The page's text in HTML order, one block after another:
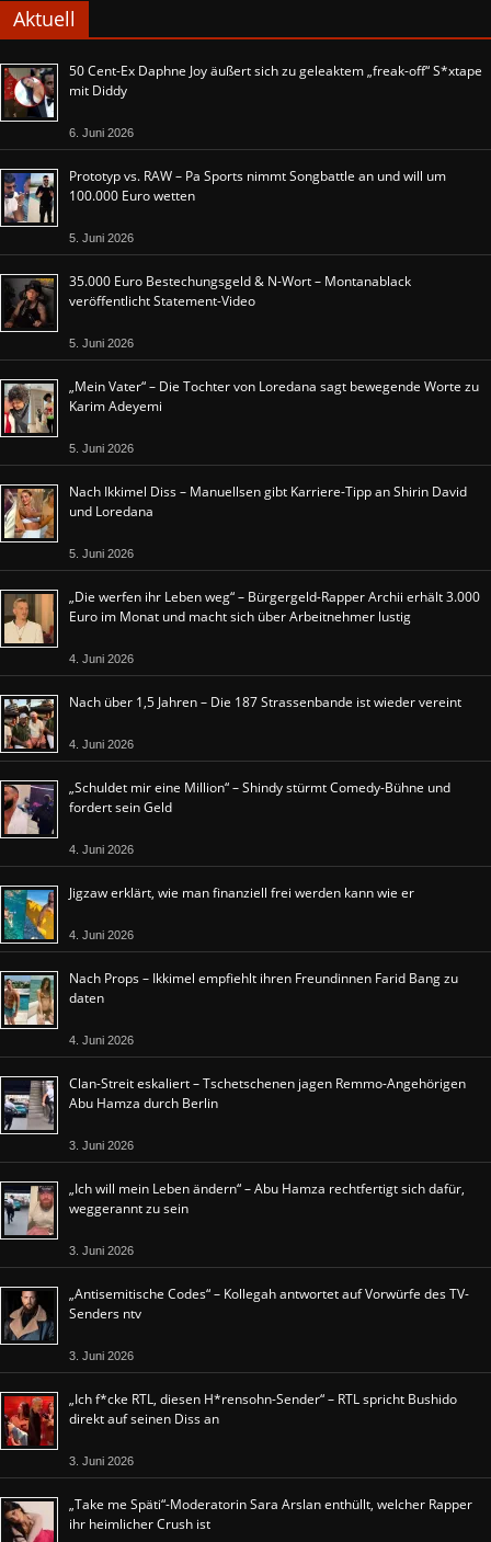
Aktuell
50 Cent-Ex Daphne Joy äußert sich zu geleaktem „freak-off“ S*xtape
mit Diddy
6. Juni 2026
Prototyp vs. RAW – Pa Sports nimmt Songbattle an und will um
100.000 Euro wetten
5. Juni 2026
35.000 Euro Bestechungsgeld & N-Wort – Montanablack
veröffentlicht Statement-Video
5. Juni 2026
„Mein Vater“ – Die Tochter von Loredana sagt bewegende Worte zu
Karim Adeyemi
5. Juni 2026
Nach Ikkimel Diss – Manuellsen gibt Karriere-Tipp an Shirin David
und Loredana
5. Juni 2026
„Die werfen ihr Leben weg“ – Bürgergeld-Rapper Archii erhält 3.000
Euro im Monat und macht sich über Arbeitnehmer lustig
4. Juni 2026
Nach über 1,5 Jahren – Die 187 Strassenbande ist wieder vereint
4. Juni 2026
„Schuldet mir eine Million“ – Shindy stürmt Comedy-Bühne und
fordert sein Geld
4. Juni 2026
Jigzaw erklärt, wie man finanziell frei werden kann wie er
4. Juni 2026
Nach Props – Ikkimel empfiehlt ihren Freundinnen Farid Bang zu
daten
4. Juni 2026
Clan-Streit eskaliert – Tschetschenen jagen Remmo-Angehörigen
Abu Hamza durch Berlin
3. Juni 2026
„Ich will mein Leben ändern“ – Abu Hamza rechtfertigt sich dafür,
weggerannt zu sein
3. Juni 2026
„Antisemitische Codes“ – Kollegah antwortet auf Vorwürfe des TV-
Senders ntv
3. Juni 2026
„Ich f*cke RTL, diesen H*rensohn-Sender“ – RTL spricht Bushido
direkt auf seinen Diss an
3. Juni 2026
„Take me Späti“-Moderatorin Sara Arslan enthüllt, welcher Rapper
ihr heimlicher Crush ist